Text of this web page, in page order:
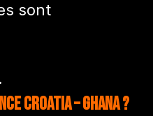
sont
Croatia – Ghana ?